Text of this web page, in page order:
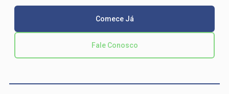
Comece Já
Fale Conosco